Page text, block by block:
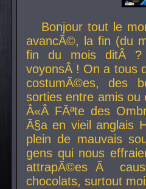
Bonjour tout le
avancÃ©, la fin (du
fin du mois ditÂ ?
voyonsÂ ! On a tous
costumÃ©es, des
sorties entre amis
Â«Â FÃªte des
Ã§a en vieil anglais
plein de mauvais
gens qui nous
attrapÃ©es Ã
chocolats, surtout